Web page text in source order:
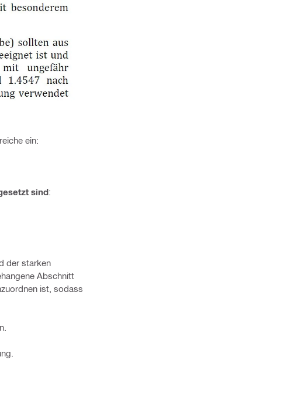
ein:
sind:
der starken
Abschnitt
ist, sodass